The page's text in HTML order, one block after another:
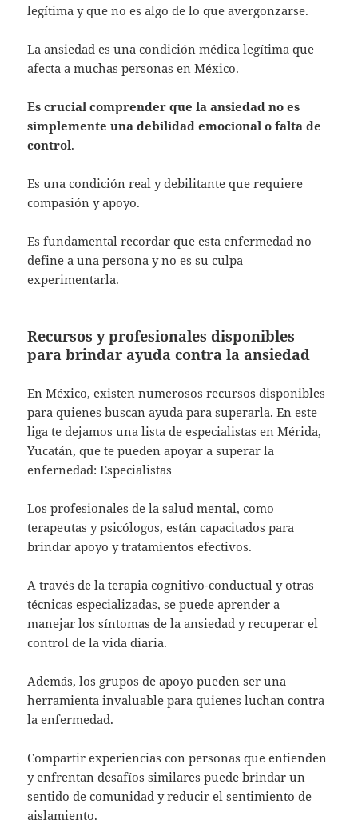
legítima y que no es algo de lo que avergonzarse.
La ansiedad es una condición médica legítima que
afecta a muchas personas en México.
Es crucial comprender que la ansiedad no es
simplemente una debilidad emocional o falta de
control.
Es una condición real y debilitante que requiere
compasión y apoyo.
Es fundamental recordar que esta enfermedad no
define a una persona y no es su culpa
experimentarla.
Recursos y profesionales disponibles
para brindar ayuda contra la ansiedad
En México, existen numerosos recursos disponibles
para quienes buscan ayuda para superarla. En este
liga te dejamos una lista de especialistas en Mérida,
Yucatán, que te pueden apoyar a superar la
enfernedad:Especialistas
Los profesionales de la salud mental, como
terapeutas y psicólogos, están capacitados para
brindar apoyo y tratamientos efectivos.
A través de la terapia cognitivo-conductual y otras
técnicas especializadas, se puede aprender a
manejar los síntomas de la ansiedad y recuperar el
control de la vida diaria.
Además, los grupos de apoyo pueden ser una
herramienta invaluable para quienes luchan contra
la enfermedad.
Compartir experiencias con personas que entienden
y enfrentan desafíos similares puede brindar un
sentido de comunidad y reducir el sentimiento de
aislamiento.